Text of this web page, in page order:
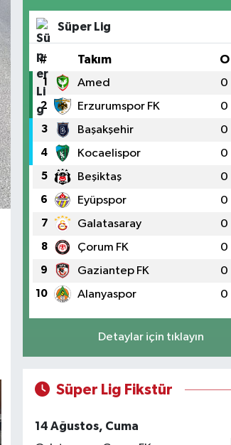
Süper Lig
# Takım O
1 Amed 0
2 Erzurumspor FK 0
3 Başakşehir 0
4 Kocaelispor 0
5 Beşiktaş 0
6 Eyüpspor 0
7 Galatasaray 0
8 Çorum FK 0
9 Gaziantep FK 0
10 Alanyaspor 0
Detaylar için tıklayın
Süper Lig Fikstür
14 Ağustos, Cuma